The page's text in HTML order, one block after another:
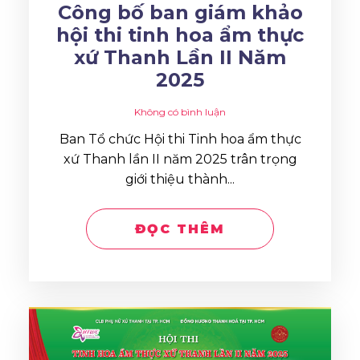
Công bố ban giám khảo
hội thi tinh hoa ẩm thực
xứ Thanh Lần II Năm
2025
Không có bình luận
Ban Tổ chức Hội thi Tinh hoa ẩm thực
xứ Thanh lần II năm 2025 trân trọng
giới thiệu thành...
ĐỌC THÊM